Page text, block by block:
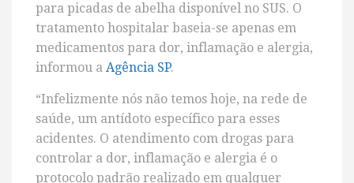
para picadas de abelha disponível no SUS. O
tratamento hospitalar baseia-se apenas em
medicamentos para dor, inflamação e alergia,
informou a Agência SP.
“Infelizmente nós não temos hoje, na rede de
saúde, um antídoto específico para esses
acidentes. O atendimento com drogas para
controlar a dor, inflamação e alergia é o
protocolo padrão realizado em qualquer